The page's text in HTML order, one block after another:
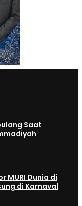
Saat
MURI Dunia di
di Karnaval